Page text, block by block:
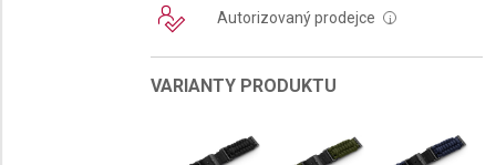
Autorizovaný prodejce i
VARIANTY PRODUKTU